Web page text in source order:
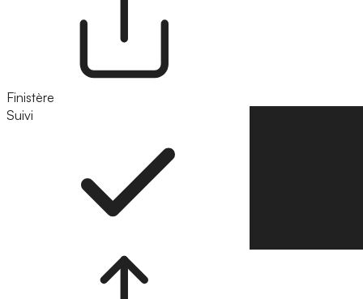
Finistère
Suivi